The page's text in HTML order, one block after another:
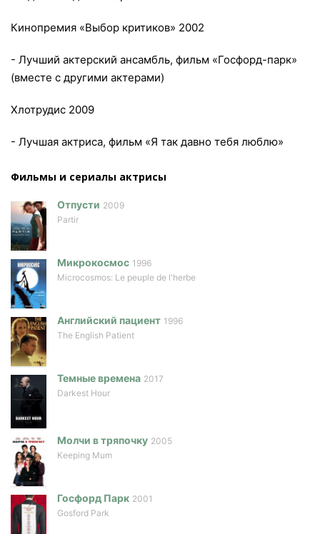
Кинопремия «Выбор критиков» 2002
- Лучший актерский ансамбль, фильм «Госфорд-парк»
(вместе с другими актерами)
Хлотрудис 2009
- Лучшая актриса, фильм «Я так давно тебя люблю»
Фильмы и сериалы актриcы
Отпусти 2009
Partir
Микрокосмос 1996
Microcosmos: Le peuple de l'herbe
Английский пациент 1996
The English Patient
Темные времена 2017
Darkest Hour
Молчи в тряпочку 2005
Keeping Mum
Госфорд Парк 2001
Gosford Park